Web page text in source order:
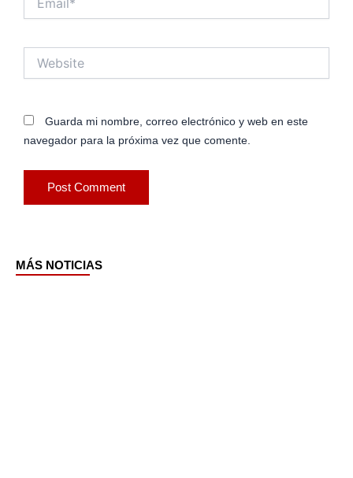
Guarda mi nombre, correo electrónico y web en este
navegador para la próxima vez que comente.
MÁS NOTICIAS